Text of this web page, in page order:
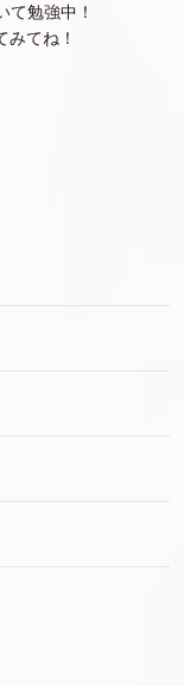
て勉強中！
てね！